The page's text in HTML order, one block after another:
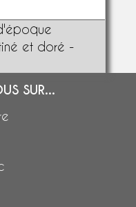
et doré -
SUR...